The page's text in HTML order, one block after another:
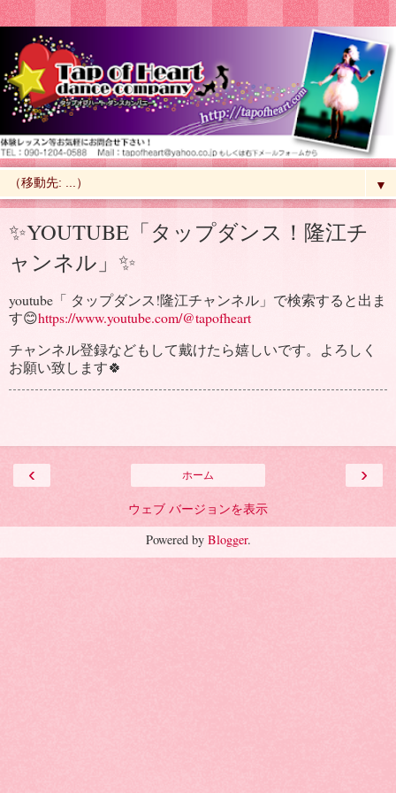
▼
✨YOUTUBE「タップダンス！隆江チ
ャンネル」✨
youtube「 タップダンス!隆江チャンネル」で検索すると出ま
す😊https://www.youtube.com/@tapofheart
チャンネル登録などもして戴けたら嬉しいです。よろしく
お願い致します🍀
‹ ›
ホーム
ウェブ バージョンを表示
Powered by Blogger.